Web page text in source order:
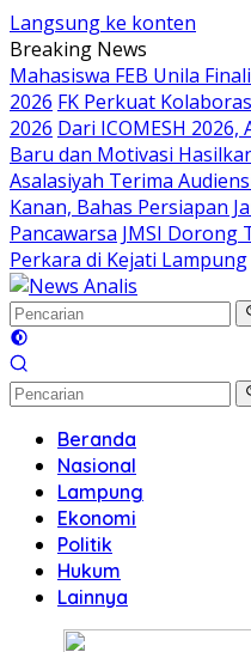
Langsung ke konten
Breaking News
Mahasiswa FEB Unila
2026 FK Perkuat
2026 Dari ICOMESH
Baru dan Motivasi
Asalasiyah Terima
Kanan, Bahas Persiapan
Pancawarsa JMSI Dorong
Perkara di Kejati Lampung
Beranda
Nasional
Lampung
Ekonomi
Politik
Hukum
Lainnya